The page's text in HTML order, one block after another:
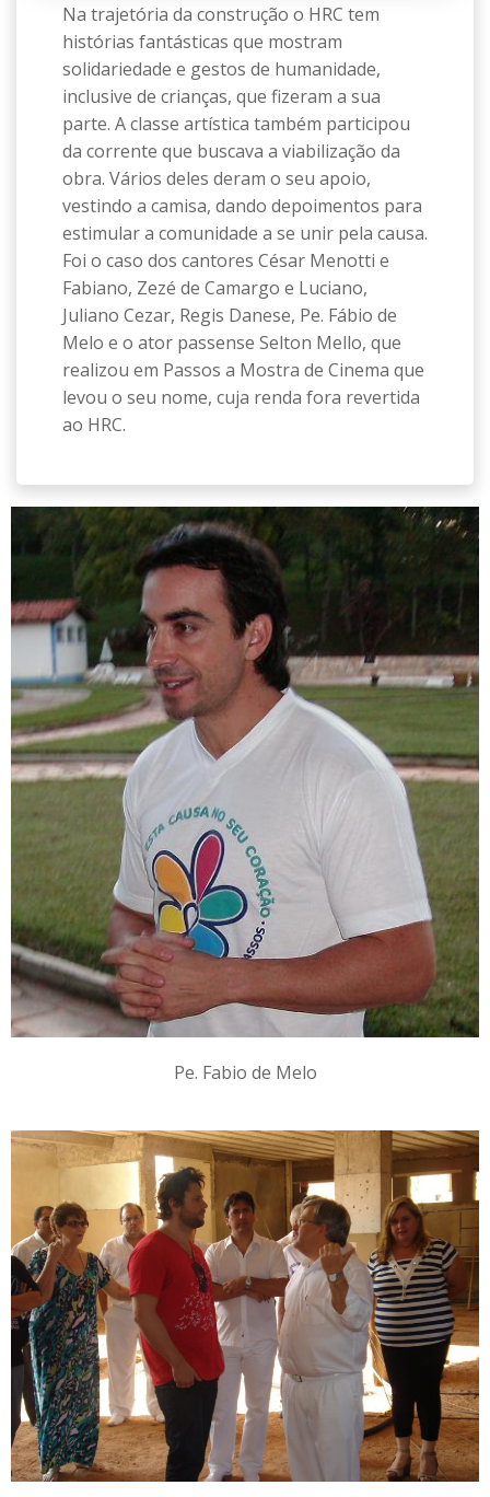
Na trajetória da construção o HRC tem
histórias fantásticas que mostram
solidariedade e gestos de humanidade,
inclusive de crianças, que fizeram a sua
parte. A classe artística também participou
da corrente que buscava a viabilização da
obra. Vários deles deram o seu apoio,
vestindo a camisa, dando depoimentos para
estimular a comunidade a se unir pela causa.
Foi o caso dos cantores César Menotti e
Fabiano, Zezé de Camargo e Luciano,
Juliano Cezar, Regis Danese, Pe. Fábio de
Melo e o ator passense Selton Mello, que
realizou em Passos a Mostra de Cinema que
levou o seu nome, cuja renda fora revertida
ao HRC.
Pe. Fabio de Melo